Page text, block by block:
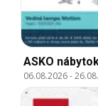
ASKO
06.08.2026-